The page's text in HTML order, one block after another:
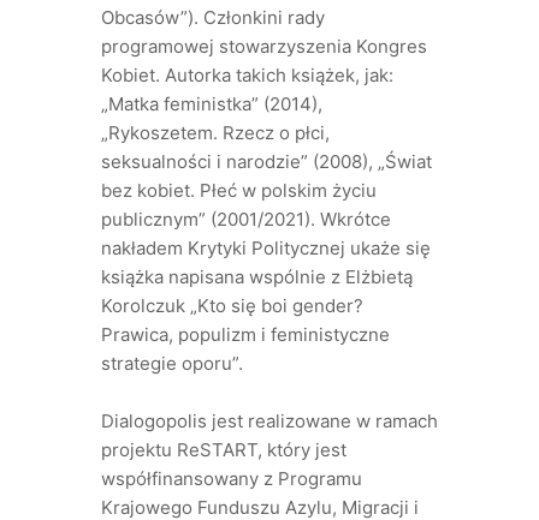
Obcasów”). Członkini rady
programowej stowarzyszenia Kongres
Kobiet. Autorka takich książek, jak:
„Matka feministka” (2014),
„Rykoszetem. Rzecz o płci,
seksualności i narodzie” (2008), „Świat
bez kobiet. Płeć w polskim życiu
publicznym” (2001/2021). Wkrótce
nakładem Krytyki Politycznej ukaże się
książka napisana wspólnie z Elżbietą
Korolczuk „Kto się boi gender?
Prawica, populizm i feministyczne
strategie oporu”.
Dialogopolis jest realizowane w ramach
projektu ReSTART, który jest
współfinansowany z Programu
Krajowego Funduszu Azylu, Migracji i